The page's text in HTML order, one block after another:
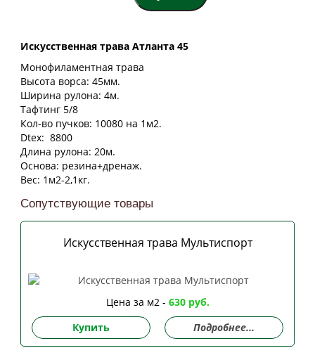
Искусственная трава Атланта 45
Монофиламентная трава
Высота ворса: 45мм.
Ширина рулона: 4м.
Тафтинг 5/8
Кол-во пучков: 10080 на 1м2.
Dtex: 8800
Длина рулона: 20м.
Основа: резина+дренаж.
Вес: 1м2-2,1кг.
Сопутствующие товары
Искусственная трава Мультиспорт
Цена за м2 - 630 руб.
Купить
Подробнее...